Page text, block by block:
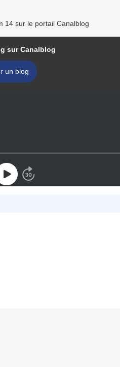
14 sur le portail Canalblog
sur Canalblog
un blog